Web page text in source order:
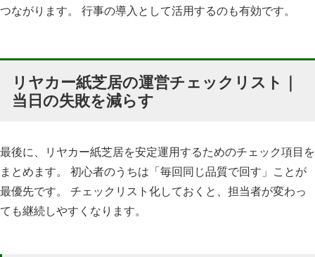
つながります。 行事の導入として活用するのも有効です。
リヤカー紙芝居の運営チェックリスト｜
当日の失敗を減らす
最後に、リヤカー紙芝居を安定運用するためのチェック項目を
まとめます。 初心者のうちは「毎回同じ品質で回す」ことが
最優先です。 チェックリスト化しておくと、担当者が変わっ
ても継続しやすくなります。